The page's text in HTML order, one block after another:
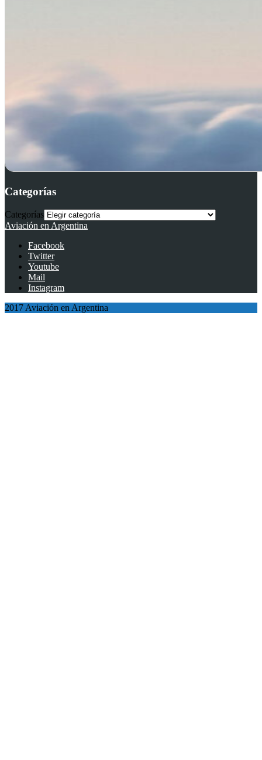
Categorías
Categorías
Aviación en Argentina
Facebook
Twitter
Youtube
Mail
Instagram
2017 Aviación en Argentina